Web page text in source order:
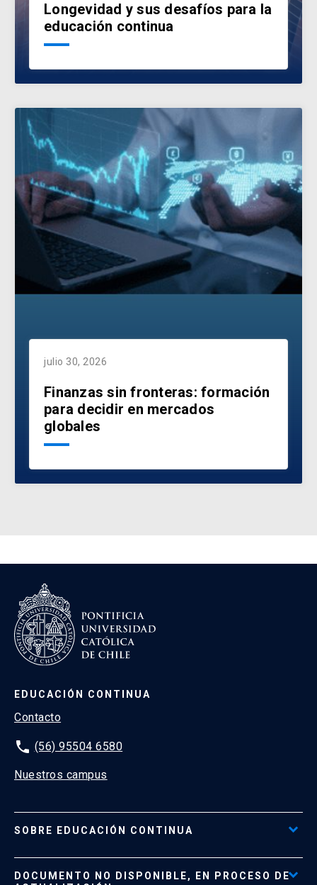
Longevidad y sus desafíos para la
educación continua
julio 30, 2026
Finanzas sin fronteras: formación
para decidir en mercados
globales
EDUCACIÓN CONTINUA
Contacto
phone (56) 95504 6580
Nuestros campus
SOBRE EDUCACIÓN CONTINUA
DOCUMENTO NO DISPONIBLE, EN PROCESO DE